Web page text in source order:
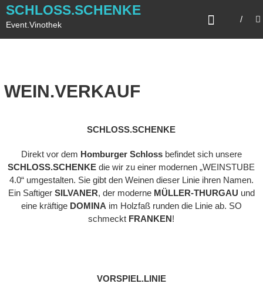
SCHLOSS.SCHENKE
Event.Vinothek
WEIN.VERKAUF
SCHLOSS.SCHENKE
Direkt vor dem Homburger Schlossbefindet sich unsere
SCHLOSS.SCHENKE die wir zu einer modernen „WEINSTUBE
4.0“ umgestalten. Sie gibt den Weinen dieser Linie ihren Namen.
Ein Saftiger SILVANER, der moderne MÜLLER-THURGAU und
eine kräftige DOMINA im Holzfaß runden die Linie ab. SO
schmeckt FRANKEN!
VORSPIEL.LINIE